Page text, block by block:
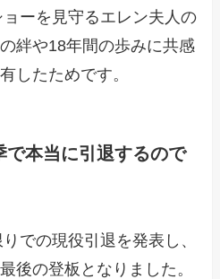
ーを見守るエレン夫人の
絆や18年間の歩みに共感
したためです。
本当に引退するので
での現役引退を発表し、
後の登板となりました。